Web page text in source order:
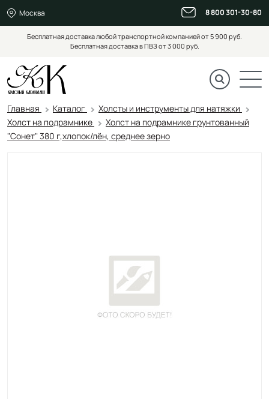
Москва 8 800 301-30-80
Бесплатная доставка любой транспортной компанией от 5 900 руб.
Бесплатная доставка в ПВЗ от 3 000 руб.
Главная Каталог
Холсты и инструменты для натяжки
Холст на подрамнике
Холст на подрамнике грунтованный
"Сонет" 380 г,хлопок/лён, среднее зерно